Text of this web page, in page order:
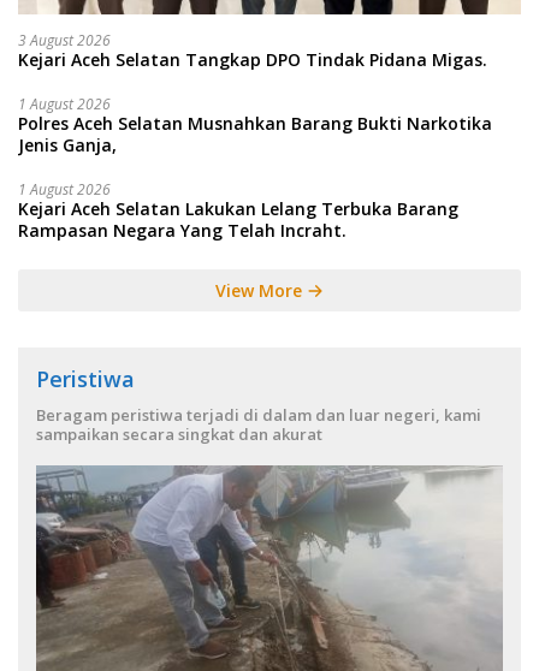
3 August 2026
Kejari Aceh Selatan Tangkap DPO Tindak Pidana Migas.
1 August 2026
Polres Aceh Selatan Musnahkan Barang Bukti Narkotika
Jenis Ganja,
1 August 2026
Kejari Aceh Selatan Lakukan Lelang Terbuka Barang
Rampasan Negara Yang Telah Incraht.
View More
Peristiwa
Beragam peristiwa terjadi di dalam dan luar negeri, kami
sampaikan secara singkat dan akurat